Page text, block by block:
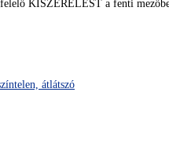
KISZERELÉST a fenti
átlátszó